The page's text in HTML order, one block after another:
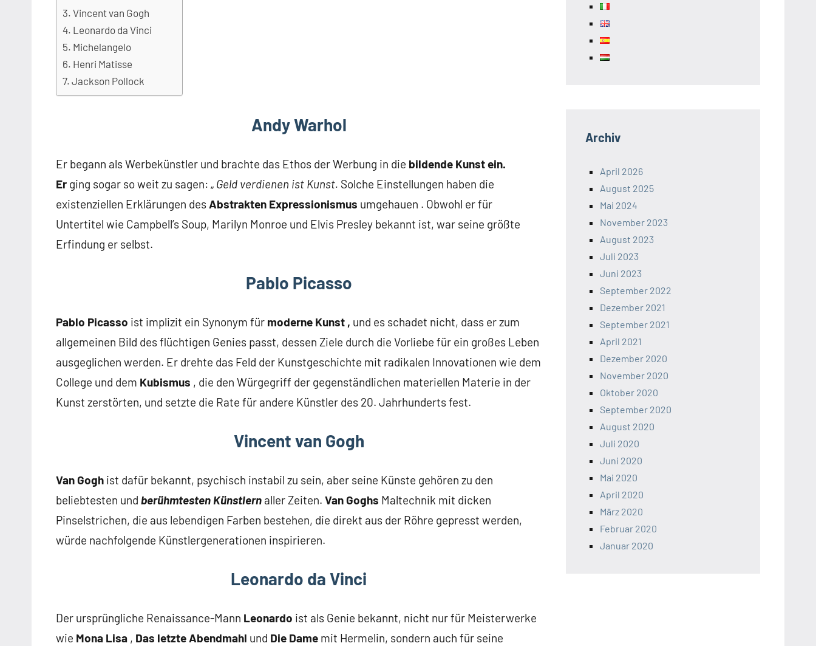
Vincent van Gogh
Leonardo da Vinci
Michelangelo
Henri Matisse
Jackson Pollock
Andy Warhol
Er begann als Werbekünstler und brachte das Ethos der Werbung in die bildende Kunst ein.
Er ging sogar so weit zu sagen: „ Geld verdienen ist Kunst. Solche Einstellungen haben die
existenziellen Erklärungen des Abstrakten Expressionismus umgehauen . Obwohl er für
Untertitel wie Campbell’s Soup, Marilyn Monroe und Elvis Presley bekannt ist, war seine größte
Erfindung er selbst.
Pablo Picasso
Pablo Picasso ist implizit ein Synonym für moderne Kunst , und es schadet nicht, dass er zum
allgemeinen Bild des flüchtigen Genies passt, dessen Ziele durch die Vorliebe für ein großes Leben
ausgeglichen werden. Er drehte das Feld der Kunstgeschichte mit radikalen Innovationen wie dem
College und dem Kubismus , die den Würgegriff der gegenständlichen materiellen Materie in der
Kunst zerstörten, und setzte die Rate für andere Künstler des 20. Jahrhunderts fest.
Vincent van Gogh
Van Gogh ist dafür bekannt, psychisch instabil zu sein, aber seine Künste gehören zu den
beliebtesten und berühmtesten Künstlern aller Zeiten. Van Goghs Maltechnik mit dicken
Pinselstrichen, die aus lebendigen Farben bestehen, die direkt aus der Röhre gepresst werden,
würde nachfolgende Künstlergenerationen inspirieren.
Leonardo da Vinci
Der ursprüngliche Renaissance-Mann Leonardo ist als Genie bekannt, nicht nur für Meisterwerke
wie Mona Lisa , Das letzte Abendmahl und Die Dame mit Hermelin, sondern auch für seine
Archiv
April 2026
August 2025
Mai 2024
November 2023
August 2023
Juli 2023
Juni 2023
September 2022
Dezember 2021
September 2021
April 2021
Dezember 2020
November 2020
Oktober 2020
September 2020
August 2020
Juli 2020
Juni 2020
Mai 2020
April 2020
März 2020
Februar 2020
Januar 2020